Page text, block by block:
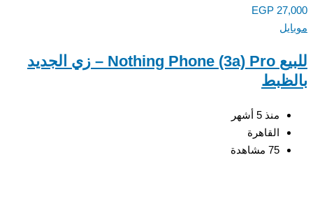
EGP
للبيع Nothing Phone (3a) Pro – زي الجديد
منذ 5 أشهر
القاهرة